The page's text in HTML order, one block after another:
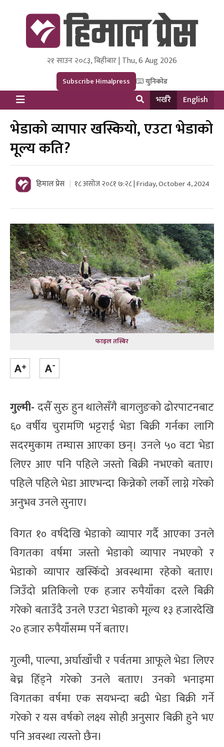
Himal Press
Dot NewsyNepal Media and Research Pvt Ltd.
२१ साउन २०८३, बिहीबार | Thu, 6 Aug 2026
Subscribe Himalpress युनिकोड
भर्खरै English
भेडाको व्यापार खस्कियो, एउटा भेडाको
मूल्य कति?
हिमाल प्रेस १८ असोज २०८१ ७:२८ | Friday, October 4, 2024
फाइल तस्बिर
गुल्मी-दसैँ सुरु हुन थालेसँगै बागलुङको ढोरपाटनबाट
६० वर्षीय चुरामणि भट्टराई भेडा बिक्री गर्नका लागि
सदरमुकाम तम्घास आएका छन्। उनले ५० वटा भेडा
लिएर आए पनि पहिले जस्तो बिक्री नभएको बताए।
पहिले पहिले भेडा आएभन्दा किन्नेको लर्को लाग्ने गरेको
अनुभव उनले सुनाए।
विगत १० वर्षदेखि भेडाको व्यापार गर्दै आएका उनले
विगतका वर्षमा जस्तो भेडाको व्यापार नभएको र
भेडाको व्यापार खस्किँदो अवस्थामा रहेको बताए।
जिउँदो प्रतिकिलो एक हजार रुपैयाँका दरले बिक्री
गरेको बताउँदै उनले एउटा भेडाको मूल्य १३ हजारदेखि
२० हजार रुपैयाँसम्म पर्ने बताए।
गुल्मी, पाल्पा, अर्घाखाँची र पर्वतमा आफूले भेडा लिएर
बेच्न हिँड्ने गरेको उनले बताए। उनको भनाइमा
विगतका वर्षमा एक सयभन्दा बढी भेडा बिक्री गर्ने
गरेको र यस वर्षको लक्ष्य सोही अनुसार बिक्री हुने भए
पनि अवस्था त्यस्तो छैन।